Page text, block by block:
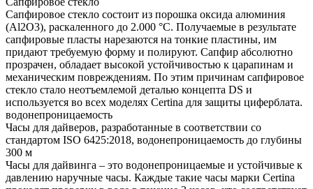
Сапфировое стекло состоит из порошка оксида алюминия
(Al2O3), раскаленного до 2.000 °C. Получаемые в результате
сапфировые пласты нарезаются на тонкие пластины, им
придают требуемую форму и полируют. Сапфир абсолютно
прозрачен, обладает высокой устойчивостью к царапинам и
механическим повреждениям. По этим причинам сапфировое
стекло стало неотъемлемой деталью концепта DS и
используется во всех моделях Certina для защиты циферблата.
водонепроницаемость
Часы для дайверов, разработанные в соответствии со
стандартом ISO 6425:2018, водонепроницаемость до глубины
300 м
Часы для дайвинга – это водонепроницаемые и устойчивые к
давлению наручные часы. Каждые такие часы марки Certina